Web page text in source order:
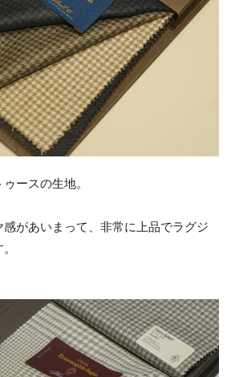
ースの生地。
があいまって、非常に上品でラグジ